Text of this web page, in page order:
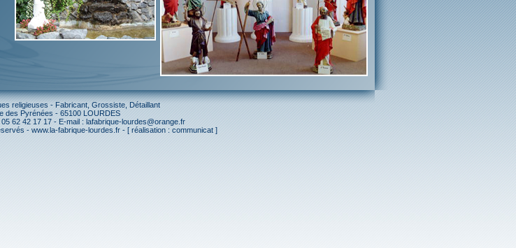
religieuses - Fabricant, Grossiste, Détaillant
des Pyrénées - 65100 LOURDES
62 42 17 17 - E-mail : lafabrique-lourdes@orange.fr
- www.la-fabrique-lourdes.fr- [ réalisation : communicat]